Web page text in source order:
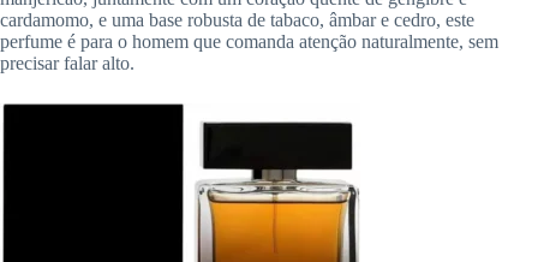
cardamomo, e uma base robusta de tabaco, âmbar e cedro, este
perfume é para o homem que comanda atenção naturalmente, sem
precisar falar alto.